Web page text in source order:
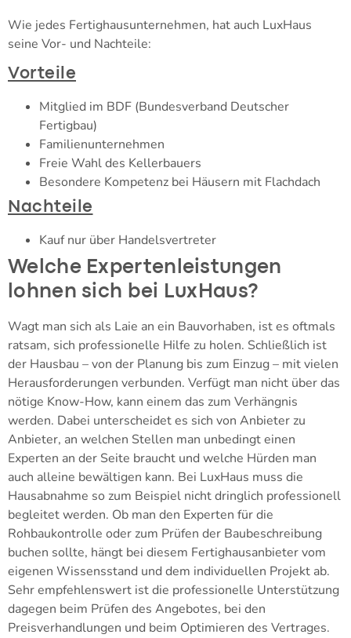
Wie jedes Fertighausunternehmen, hat auch LuxHaus
seine Vor- und Nachteile:
Vorteile
Mitglied im BDF (Bundesverband Deutscher
Fertigbau)
Familienunternehmen
Freie Wahl des Kellerbauers
Besondere Kompetenz bei Häusern mit Flachdach
Nachteile
Kauf nur über Handelsvertreter
Welche Expertenleistungen
lohnen sich bei LuxHaus?
Wagt man sich als Laie an ein Bauvorhaben, ist es oftmals
ratsam, sich professionelle Hilfe zu holen. Schließlich ist
der Hausbau – von der Planung bis zum Einzug – mit vielen
Herausforderungen verbunden. Verfügt man nicht über das
nötige Know-How, kann einem das zum Verhängnis
werden. Dabei unterscheidet es sich von Anbieter zu
Anbieter, an welchen Stellen man unbedingt einen
Experten an der Seite braucht und welche Hürden man
auch alleine bewältigen kann. Bei LuxHaus muss die
Hausabnahme so zum Beispiel nicht dringlich professionell
begleitet werden. Ob man den Experten für die
Rohbaukontrolle oder zum Prüfen der Baubeschreibung
buchen sollte, hängt bei diesem Fertighausanbieter vom
eigenen Wissensstand und dem individuellen Projekt ab.
Sehr empfehlenswert ist die professionelle Unterstützung
dagegen beim Prüfen des Angebotes, bei den
Preisverhandlungen und beim Optimieren des Vertrages.